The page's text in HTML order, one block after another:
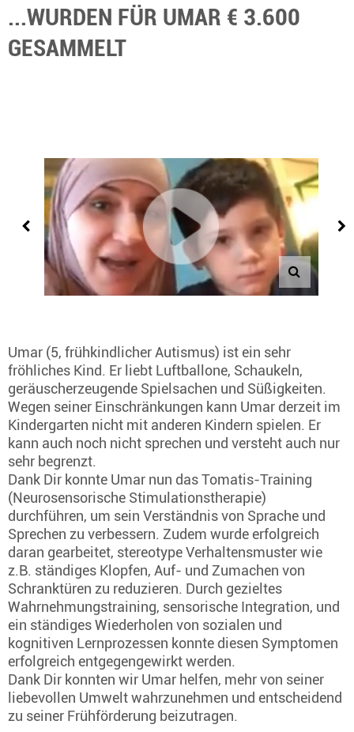
...WURDEN FÜR UMAR € 3.600
GESAMMELT
Umar (5, frühkindlicher Autismus) ist ein sehr
fröhliches Kind. Er liebt Luftballone, Schaukeln,
geräuscherzeugende Spielsachen und Süßigkeiten.
Wegen seiner Einschränkungen kann Umar derzeit im
Kindergarten nicht mit anderen Kindern spielen. Er
kann auch noch nicht sprechen und versteht auch nur
sehr begrenzt.
Dank Dir konnte Umar nun das Tomatis-Training
(Neurosensorische Stimulationstherapie)
durchführen, um sein Verständnis von Sprache und
Sprechen zu verbessern. Zudem wurde erfolgreich
daran gearbeitet, stereotype Verhaltensmuster wie
z.B. ständiges Klopfen, Auf- und Zumachen von
Schranktüren zu reduzieren. Durch gezieltes
Wahrnehmungstraining, sensorische Integration, und
ein ständiges Wiederholen von sozialen und
kognitiven Lernprozessen konnte diesen Symptomen
erfolgreich entgegengewirkt werden.
Dank Dir konnten wir Umar helfen, mehr von seiner
liebevollen Umwelt wahrzunehmen und entscheidend
zu seiner Frühförderung beizutragen.